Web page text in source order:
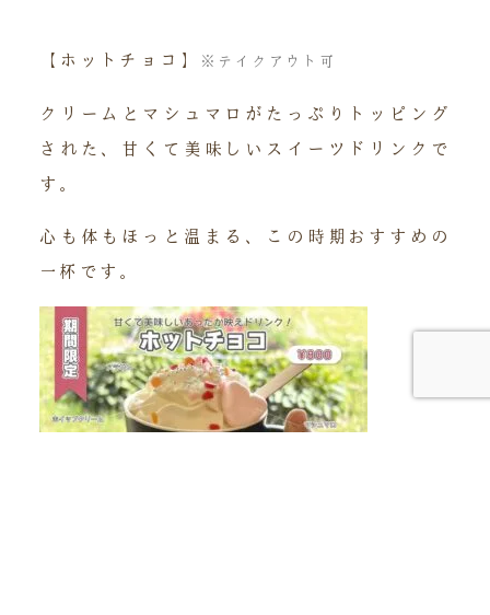
【ホットチョコ】 ※テイクアウト可
クリームとマシュマロがたっぷりトッピング
された、甘くて美味しいスイーツドリンクで
す。
心も体もほっと温まる、この時期おすすめの
一杯です。